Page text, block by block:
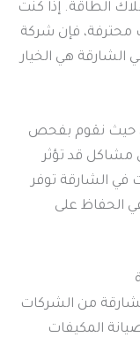
الطاقة. إذا كنت
فإن شركة
هي الخيار
حيث نقوم بفحص
قد تؤثر
الشارقة توفر
الحفاظ على
من الشركات
المكيفات